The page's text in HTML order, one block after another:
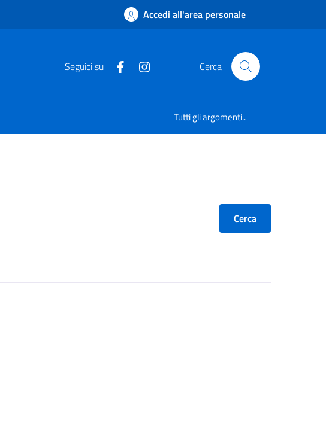
Accedi all'area personale
Seguici su Cerca
Tutti gli argomenti..
Cerca